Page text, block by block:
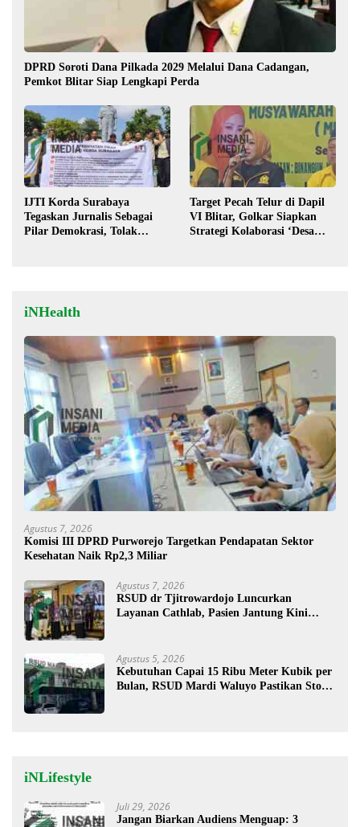
DPRD Soroti Dana Pilkada 2029 Melalui Dana Cadangan,
Pemkot Blitar Siap Lengkapi Perda
IJTI Korda Surabaya
Tegaskan Jurnalis Sebagai
Pilar Demokrasi, Tolak
Target Pecah Telur di Dapil
VI Blitar, Golkar Siapkan
Strategi Kolaborasi ‘Desa
iNHealth
Agustus 7, 2026
Komisi III DPRD Purworejo Targetkan Pendapatan Sektor
Kesehatan Naik Rp2,3 Miliar
Agustus 7, 2026
RSUD dr Tjitrowardojo Luncurkan
Layanan Cathlab, Pasien Jantung Kini
Agustus 5, 2026
Kebutuhan Capai 15 Ribu Meter Kubik per
Bulan, RSUD Mardi Waluyo Pastikan Stok
iNLifestyle
Juli 29, 2026
Jangan Biarkan Audiens Menguap: 3